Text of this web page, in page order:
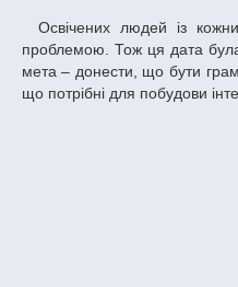
Освічених людей із кожним роком стає все більше, та боротьба з неуцтвом залишається надзвичайно складною та масштабною
проблемою. Тож ця дата
мета – донести, що бути
що потрібні для побудови